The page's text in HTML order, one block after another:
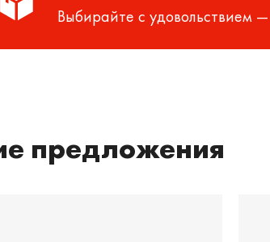
Выбирайте с удовольствием
предложения